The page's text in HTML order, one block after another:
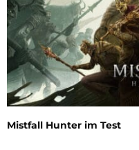
Mistfall Hunter im Test